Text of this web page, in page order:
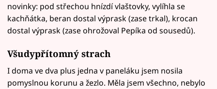
novinky: pod střechou hnízdí vlaštovky, vylíhla se
kachňátka, beran dostal výprask (zase trkal), krocan
dostal výprask (zase ohrožoval Pepíka od sousedů).
Všudypřítomný strach
I doma ve dva plus jedna v paneláku jsem nosila
pomyslnou korunu a žezlo. Měla jsem všechno, nebylo